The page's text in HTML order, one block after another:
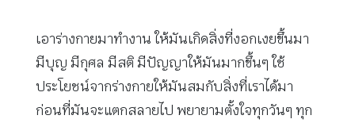
เอาร่างกายมาทำงาน ให้มันเกิดสิ่งที่งอกเงยขึ้นมา
มีบุญ มีกุศล มีสติ มีปัญญาให้มันมากขึ้นๆ ใช้
ประโยชน์จากร่างกายให้มันสมกับสิ่งที่เราได้มา
ก่อนที่มันจะแตกสลายไป พยายามตั้งใจทุกวันๆ ทุก